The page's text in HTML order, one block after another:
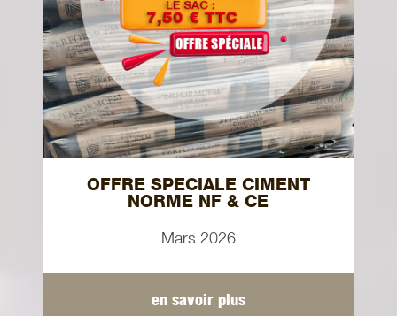
OFFRE SPECIALE CIMENT
NORME NF & CE
Mars 2026
en savoir plus